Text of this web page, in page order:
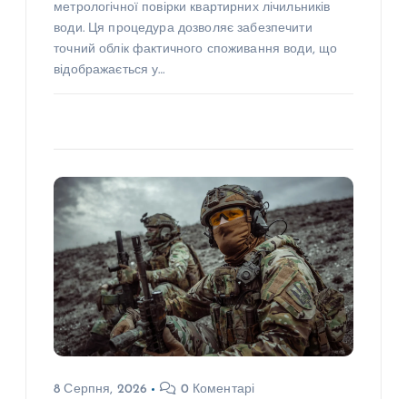
метрологічної повірки квартирних лічильників
води. Ця процедура дозволяє забезпечити
точний облік фактичного споживання води, що
відображається у…
8 Серпня, 2026 0 Коментарі